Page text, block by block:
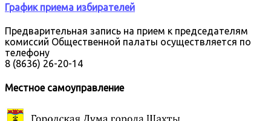
График приема избирателей
Предварительная запись на прием к председателям
комиссий Общественной палаты осуществляется по
телефону
8 (8636) 26-20-14
Местное самоуправление